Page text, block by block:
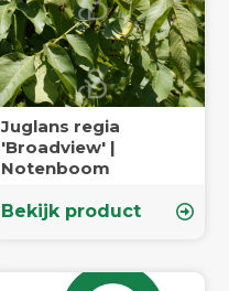
Juglans regia
'Broadview' |
Notenboom
Bekijk product